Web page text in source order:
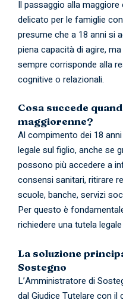
Il passaggio alla
delicato per le famiglie
presume che a 18 anni si
piena capacità di agire,
sempre corrisponde alla
cognitive o relazionali.
Cosa succede
maggiorenne?
Al compimento dei 18
legale sul figlio, anche se
possono più accedere a
consensi sanitari, ritirare
scuole, banche, servizi
Per questo è
richiedere una tutela
La soluzione
Sostegno
L’Amministratore di
dal Giudice Tutelare con